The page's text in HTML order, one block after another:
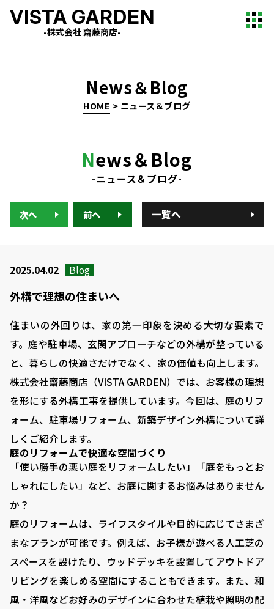
VISTA GARDEN
-株式会社 齋藤商店-
News＆Blog
HOME > ニュース＆ブログ
News＆Blog
-ニュース＆ブログ-
次へ 前へ 一覧へ
2025.04.02 Blog
外構で理想の住まいへ
住まいの外回りは、家の第一印象を決める大切な要素で
す。庭や駐車場、玄関アプローチなどの外構が整っている
と、暮らしの快適さだけでなく、家の価値も向上します。
株式会社齋藤商店（VISTA GARDEN）では、お客様の理想
を形にする外構工事を提供しています。今回は、庭のリフ
ォーム、駐車場リフォーム、新築デザイン外構について詳
しくご紹介します。
庭のリフォームで快適な空間づくり
「使い勝手の悪い庭をリフォームしたい」「庭をもっとお
しゃれにしたい」など、お庭に関するお悩みはありません
か？
庭のリフォームは、ライフスタイルや目的に応じてさまざ
まなプランが可能です。例えば、お子様が遊べる人工芝の
スペースを設けたり、ウッドデッキを設置してアウトドア
リビングを楽しめる空間にすることもできます。また、和
風・洋風などお好みのデザインに合わせた植栽や照明の配